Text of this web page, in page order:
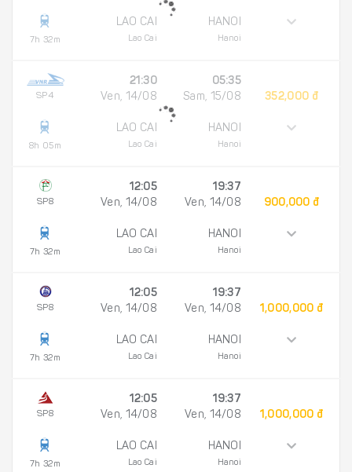
7h 32m
LAO CAI
Lao Cai
HANOI
Hanoi
SP4
8h 05m
21:30
Ven, 14/08
LAO CAI
Lao Cai
05:35
Sam, 15/08
HANOI
Hanoi
352,000 đ
SP8
7h 32m
12:05
Ven, 14/08
LAO CAI
Lao Cai
19:37
Ven, 14/08
HANOI
Hanoi
900,000 đ
SP8
7h 32m
12:05
Ven, 14/08
LAO CAI
Lao Cai
19:37
Ven, 14/08
HANOI
Hanoi
1,000,000 đ
SP8
7h 32m
12:05
Ven, 14/08
LAO CAI
Lao Cai
19:37
Ven, 14/08
HANOI
Hanoi
1,000,000 đ